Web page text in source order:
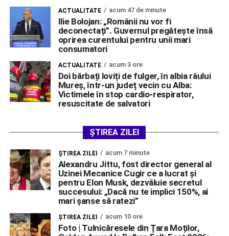
ACTUALITATE acum 47 de minute
Ilie Bolojan: „Românii nu vor fi
deconectați”. Guvernul pregătește însă
oprirea curentului pentru unii mari
consumatori
ACTUALITATE acum 3 ore
Doi bărbați loviți de fulger, în albia râului
Mureș, într-un județ vecin cu Alba:
Victimele în stop cardio-respirator,
resuscitate de salvatori
ȘTIREA ZILEI
ŞTIREA ZILEI acum 7 minute
Alexandru Jittu, fost director general al
Uzinei Mecanice Cugir ce a lucrat și
pentru Elon Musk, dezvăluie secretul
succesului: „Dacă nu te implici 150%, ai
mari șanse să ratezi”
ŞTIREA ZILEI acum 10 ore
Foto | Tulnicăresele din Țara Moților,